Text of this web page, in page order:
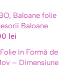
, Baloane folie
Baloane
lei